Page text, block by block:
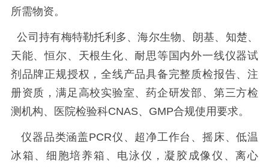
所需物资。
公司持有梅特勒托利多、海尔生物、朗基、知楚、
天能、恒尔、天根生化、耐思等国内外一线仪器试
剂品牌正规授权，全线产品具备完整质检报告、注
册资质，满足高校实验室、药企研发部、第三方检
测机构、医院检验科CNAS、GMP合规使用要求。
仪器品类涵盖PCR仪、超净工作台、摇床、低温
冰箱、细胞培养箱、电泳仪，凝胶成像仪、离心